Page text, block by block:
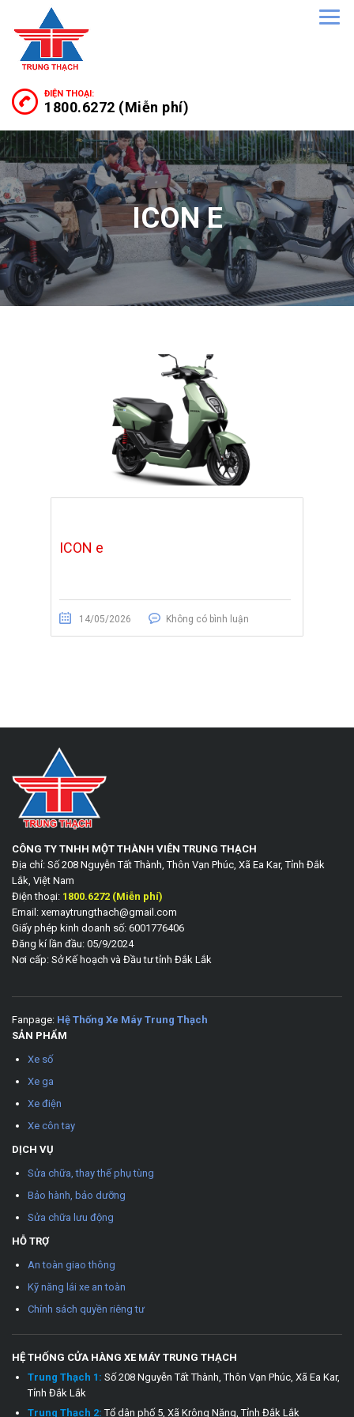
ĐIỆN THOẠI:
1800.6272 (Miễn phí)
ICON E
ICON e
14/05/2026 Không có bình luận
CÔNG TY TNHH MỘT THÀNH VIÊN TRUNG THẠCH
Địa chỉ: Số 208 Nguyễn Tất Thành, Thôn Vạn Phúc, Xã Ea Kar, Tỉnh Đắk
Lắk, Việt Nam
Điện thoại: 1800.6272 (Miễn phí)
Email: xemaytrungthach@gmail.com
Giấy phép kinh doanh số: 6001776406
Đăng kí lần đầu: 05/9/2024
Nơi cấp: Sở Kế hoạch và Đầu tư tỉnh Đắk Lắk
Fanpage: Hệ Thống Xe Máy Trung Thạch
SẢN PHẨM
Xe số
Xe ga
Xe điện
Xe côn tay
DỊCH VỤ
Sửa chữa, thay thế phụ tùng
Bảo hành, bảo dưỡng
Sửa chữa lưu động
HỖ TRỢ
An toàn giao thông
Kỹ năng lái xe an toàn
Chính sách quyền riêng tư
HỆ THỐNG CỬA HÀNG XE MÁY TRUNG THẠCH
Trung Thạch 1: Số 208 Nguyễn Tất Thành, Thôn Vạn Phúc, Xã Ea Kar,
Tỉnh Đắk Lắk
Trung Thạch 2: Tổ dân phố 5, Xã Krông Năng, Tỉnh Đắk Lắk